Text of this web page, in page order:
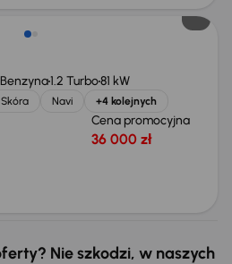
Benzyna1.2 Turbo81 kW
Skóra Navi +4 kolejnych
Cena promocyjna
36 000 zł
Nie szkodzi, w naszych